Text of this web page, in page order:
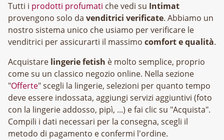
Tutti i prodotti profumati che vedi su Intimat
provengono solo da venditrici verificate. Abbiamo un
nostro sistema unico che usiamo per verificare le
venditrici per assicurarti il massimo comfort e qualità.
Acquistare lingerie fetish è molto semplice, proprio
come su un classico negozio online. Nella sezione
"Offerte" scegli la lingerie, selezioni per quanto tempo
deve essere indossata, aggiungi servizi aggiuntivi (foto
con la lingerie addosso, pipì, ...) e fai clic su "Acquista".
Compili i dati necessari per la consegna, scegli il
metodo di pagamento e confermi l'ordine.